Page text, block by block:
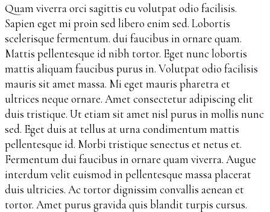
Quam viverra orci sagittis eu volutpat odio facilisis.
Sapien eget mi proin sed libero enim sed. Lobortis
scelerisque fermentum. dui faucibus in ornare quam.
Mattis pellentesque id nibh tortor. Eget nunc lobortis
mattis aliquam faucibus purus in. Volutpat odio facilisis
mauris sit amet massa. Mi eget mauris pharetra et
ultrices neque ornare. Amet consectetur adipiscing elit
duis tristique. Ut etiam sit amet nisl purus in mollis nunc
sed. Eget duis at tellus at urna condimentum mattis
pellentesque id. Morbi tristique senectus et netus et.
Fermentum dui faucibus in ornare quam viverra. Augue
interdum velit euismod in pellentesque massa placerat
duis ultricies. Ac tortor dignissim convallis aenean et
tortor. Amet purus gravida quis blandit turpis cursus.